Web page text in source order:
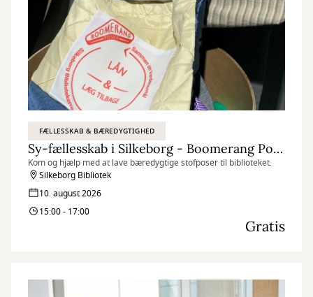
FÆLLESSKAB & BÆREDYGTIGHED
Sy-fællesskab i Silkeborg - Boomerang Poser
Kom og hjælp med at lave bæredygtige stofposer til biblioteket.
Silkeborg Bibliotek
10. august 2026
15:00 - 17:00
Gratis